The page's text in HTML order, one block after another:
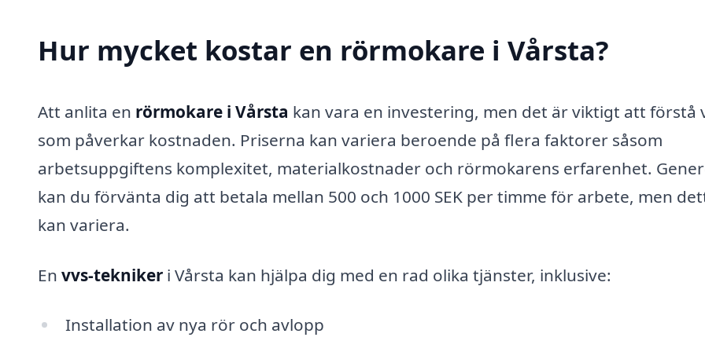
Hur mycket kostar en rörmokare i Vårsta?
Att anlita en rörmokare i Vårsta kan vara en investering, men det är viktigt att förstå
som påverkar kostnaden. Priserna kan variera beroende på flera faktorer såsom
arbetsuppgiftens komplexitet, materialkostnader och rörmokarens erfarenhet.
kan du förvänta dig att betala mellan 500 och 1000 SEK per timme för arbete, men
kan variera.
En vvs-tekniker i Vårsta kan hjälpa dig med en rad olika tjänster, inklusive:
Installation av nya rör och avlopp